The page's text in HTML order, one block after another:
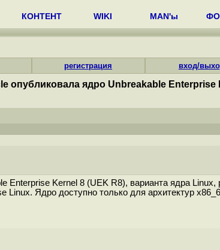
КОНТЕНТ WIKI MAN'ы
регистрация вход/
опубликовала ядро Unbreakable Enterprise
Kernel 8 (UEK R8), варианта ядра
Linux. Ядро доступно только для архитектур